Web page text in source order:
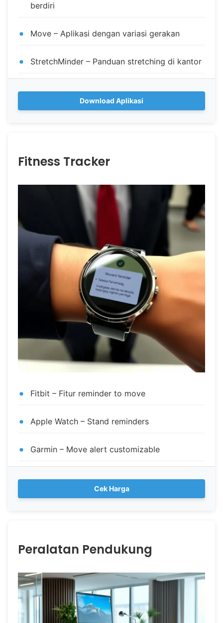
berdiri
Move – Aplikasi dengan variasi gerakan
StretchMinder – Panduan stretching di kantor
Download Aplikasi
Fitness Tracker
Fitbit – Fitur reminder to move
Apple Watch – Stand reminders
Garmin – Move alert customizable
Cek Harga
Peralatan Pendukung